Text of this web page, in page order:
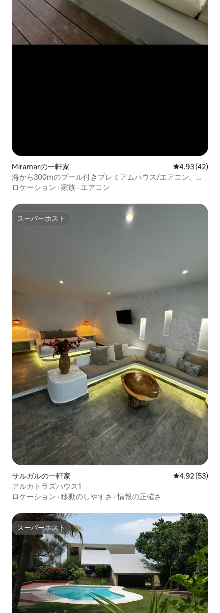
Miramarの一軒家 レビュー42
4.93 (42)
海から300mのプール付きプレミアムハウス/エアコン、Wi-
Fi
ロケーション · 家族 · エアコン
スーパーホスト
スーパーホスト
サルガルの一軒家 レビュー53
4.92 (53)
アルカトラズハウス1
ロケーション · 移動のしやすさ ·情報の正確さ
スーパーホスト
スーパーホスト